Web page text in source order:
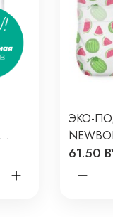
ЭКО-
АРБУЗЫ
61.50